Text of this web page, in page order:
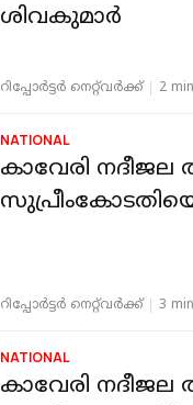
ശിവകുമാര്‍
റിപ്പോർട്ടർ നെറ്റ്‌വര്‍ക്ക്‌ 2
NATIONAL
കാവേരി
റിപ്പോർട്ടർ നെറ്റ്‌വര്‍ക്ക്‌ 3
NATIONAL
കാവേരി നദീജല